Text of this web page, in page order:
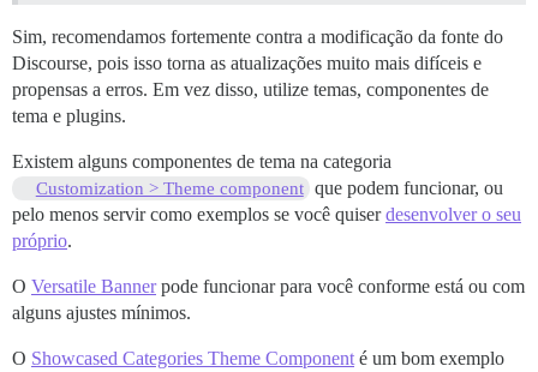
Sim, recomendamos fortemente contra a modificação da fonte do
Discourse, pois isso torna as atualizações muito mais difíceis e
propensas a erros. Em vez disso, utilize temas, componentes de
tema e plugins.
Existem alguns componentes de tema na categoria
Customization > Theme component que podem funcionar, ou
pelo menos servir como exemplos se você quiserdesenvolver o seu
próprio.
O Versatile Bannerpode funcionar para você conforme está ou com
alguns ajustes mínimos.
O Showcased Categories Theme Component é um bom exemplo